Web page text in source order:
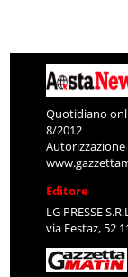
Quotidiano
8/2012
Editore
LG PRESSE
via Festaz, 52